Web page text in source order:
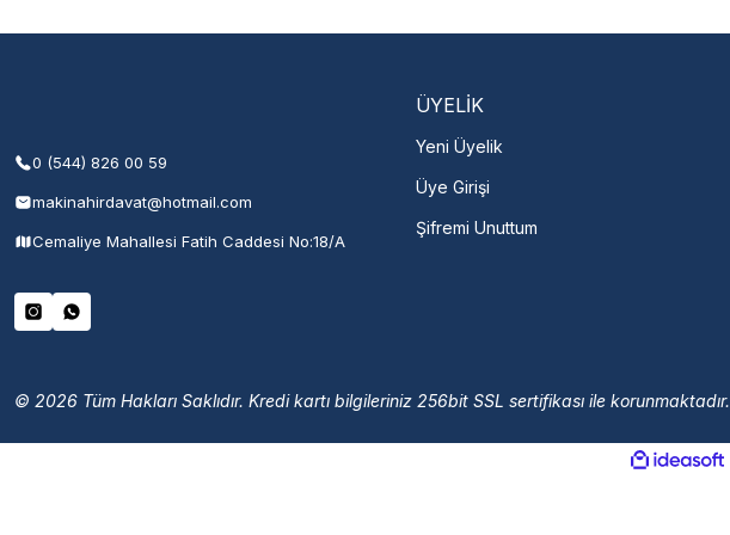
0 (544) 826 00 59
makinahirdavat@hotmail.com
Cemaliye Mahallesi Fatih Caddesi No:18/A
ÜYELİK
Yeni Üyelik
Üye Girişi
Şifremi Unuttum
© 2026 Tüm Hakları Saklıdır. Kredi kartı bilgileriniz 256bit SSL sertifikası ile korunmaktadır.